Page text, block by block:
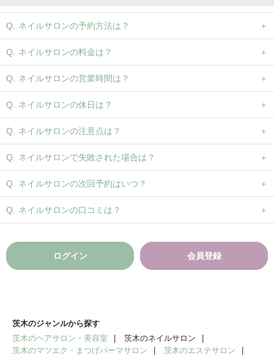
ネイルサロンの予約方法は？
ネイルサロンの料金は？
ネイルサロンの営業時間は？
ネイルサロンの休日は？
ネイルサロンの注意点は？
ネイルサロンで失敗された場合は？
ネイルサロンの次回予約はいつ？
ネイルサロンの口コミは？
ログイン 会員登録
茨木のジャンルから探す
茨木のヘアサロン・美容室
茨木のネイルサロン
茨木のマツエク・まつげパーマサロン
茨木のエステサロン